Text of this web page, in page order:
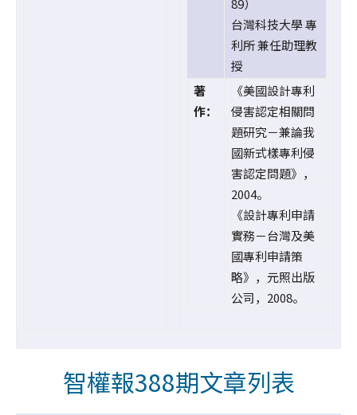
89）
台灣科技大學 專
利所 兼任助理教
授
著
作：
《美國設計專利
侵害認定相關問
題研究－兼論我
國新式樣專利侵
害認定問題》，
2004。
《設計專利申請
實務－台灣及美
國專利申請策
略》，元照出版
公司，2008。
智權報388期文章列表